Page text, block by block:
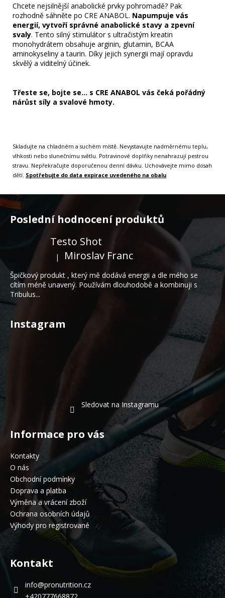
Chcete nejsilnější anabolické prvky pohromadě? Pak
rozhodně sáhněte po CRE ANABOL. Napumpuje vás
energií, vytvoří správné anabolické stavy a zpevní
svaly. Tento silný stimulátors ultračistým kreatin
monohydrátem obsahuje arginin, glutamin, BCAA
aminokyseliny ataurin. Díky jejich synergii mají opravdu
skvělý a viditelný účinek.
Třeste se, bojte se… s CRE ANABOL vás čeká pořádný
nárůst síly a svalové hmoty.
Skladujte na chladném a suchém místě. Nevystavujte nadměrnému teplu,
vlhkosti nebo slunečnímu světlu. Potravinové doplňky nenahrazují pestrou
stravu. Nepřekračujte doporučenou denní dávku. Uchovávejte mimo dosah
dětí. Spotřebujte do data expirace uvedeného na obalu
Z
á
í
Poslední hodnocení produktů
Testo Shot
Hodnocení produktu je 5 z 5 hvězdiček.
| Miroslav Franc
Špičkový produkt , který mě dodává energii a dle mého se
cítím méně unavený. Používám dlouhodobě a kombinuji s
Tribulus...
Instagram
Sledovat na Instagramu
Informace pro vás
Kontakty
O nás
Obchodní podmínky
Doprava a platba
Výměna a vrácení zboží
Ochrana osobních údajů
Výhody pro registrované
Kontakt
info@pronutrition.cz